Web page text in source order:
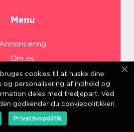
Menu
Om os
Cookies
Kontakt os
Sitemap
cookies til at huske dine
og personalisering af indhold og
deles med tredjepart. Ved
godkender du cookiepolitikken.
Privatlivspolitik